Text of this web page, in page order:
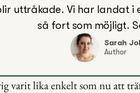
uttråkade. Vi har landat
så fort som möjligt.
Sarah
Author
varit lika enkelt som nu att